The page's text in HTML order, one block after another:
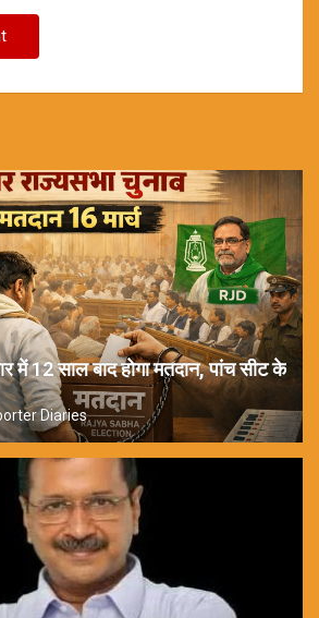
में 12 साल बाद होगा मतदान, पांच सीट के
Diaries